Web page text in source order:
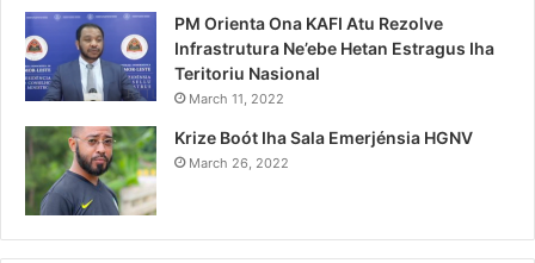
PM Orienta Ona KAFI Atu Rezolve
Infrastrutura Ne’ebe Hetan Estragus Iha
Teritoriu Nasional
March 11, 2022
Krize Boót Iha Sala Emerjénsia HGNV
March 26, 2022